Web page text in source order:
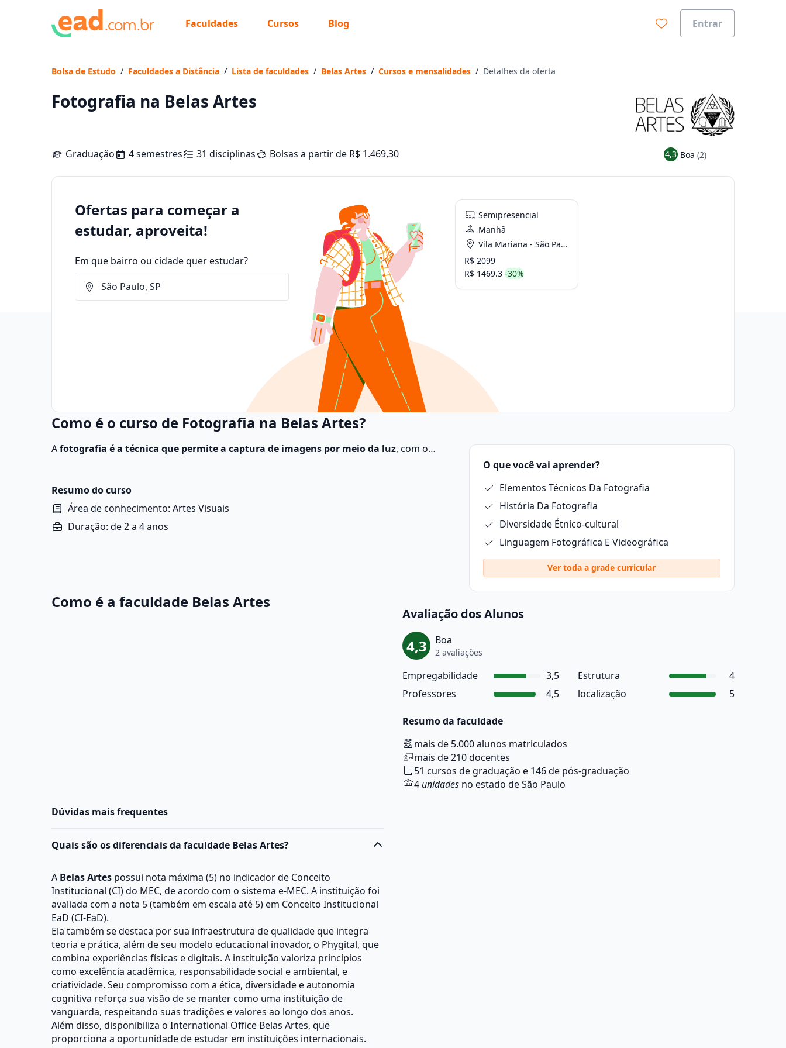
Faculdades Cursos Blog Entrar
Bolsa de Estudo / Faculdades a Distância / Lista de faculdades / Belas Artes / Cursos e mensalidades / Detalhes da oferta
Fotografia na Belas Artes
Graduação 4 semestres 31 disciplinas Bolsas a partir de R$ 1.469,30 4,3 Boa (2)
Ofertas para começar a
estudar, aproveita!
Em que bairro ou cidade quer estudar?
Semipresencial
Manhã
Vila Mariana - São Paulo
R$ 2099
R$ 1469.3 -30%
Como é o curso de Fotografia na Belas Artes?
Afotografia é a técnica que permite a captura de imagens por meio da luz, com o
Resumo do curso
Área de conhecimento: Artes Visuais
Duração: de 2 a 4 anos
O que você vai aprender?
Elementos Técnicos Da Fotografia
História Da Fotografia
Diversidade Étnico-cultural
Linguagem Fotográfica E Videográfica
Ver toda a grade curricular
Como é a faculdade Belas Artes
Avaliação dos Alunos
4,3 Boa
2 avaliações
Empregabilidade 3,5 Estrutura
4
Professores
4,5 localização 5
Resumo da faculdade
mais de 5.000 alunos matriculados
mais de 210 docentes
51 cursos de graduação e 146 de pós-graduação
4unidades no estado de São Paulo
Dúvidas mais frequentes
Quais são os diferenciais da faculdade Belas Artes?
A Belas Artes possui nota máxima (5) no indicador de Conceito
Institucional (CI) do MEC, de acordo com o sistema e-MEC. A instituição foi
avaliada com a nota 5 (também em escala até 5) em Conceito Institucional
EaD (CI-EaD).
Ela também se destaca por sua infraestrutura de qualidade que integra
teoria e prática, além de seu modelo educacional inovador, o Phygital, que
combina experiências físicas e digitais. A instituição valoriza princípios
como excelência acadêmica, responsabilidade social e ambiental, e
criatividade. Seu compromisso com a ética, diversidade e autonomia
cognitiva reforça sua visão de se manter como uma instituição de
vanguarda, respeitando suas tradições e valores ao longo dos anos.
Além disso, disponibiliza o International Office Belas Artes, que
proporciona a oportunidade de estudar em instituições internacionais.